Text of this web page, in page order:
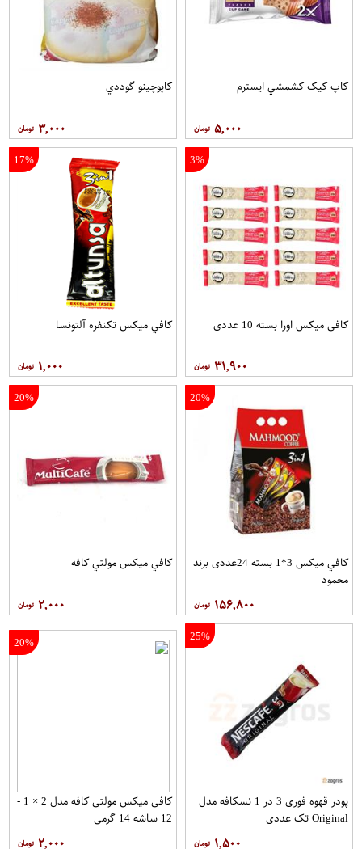
کاپ کيک کشمشي ايسترم
۵,۰۰۰
کاپوچينو گوددي
۳,۰۰۰
3%
کافی میکس اورا بسته 10 عددی
۳۱,۹۰۰
17%
کافي ميکس تکنفره آلتونسا
۱,۰۰۰
20%
کافي ميکس 3*1 بسته 24عددی برند
محمود
۱۵۶,۸۰۰
20%
کافي ميکس مولتي کافه
۲,۰۰۰
25%
پودر قهوه فوری 3 در 1 نسکافه مدل
Original تک عددی
۱,۵۰۰
20%
کافی میکس مولتی کافه مدل 2 × 1 -
12 ساشه 14 گرمی
۲,۰۰۰